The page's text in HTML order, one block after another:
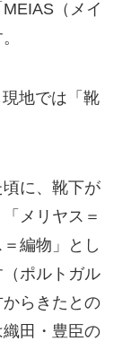
（メイ
現地では「靴
に、靴下が
メリヤス＝
編物」とし
ポルトガル
らきたとの
田・豊臣の